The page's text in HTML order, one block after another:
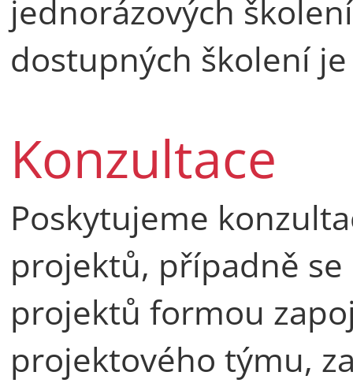
jednorázových
dostupných školení
Konzultace
Poskytujeme
projektů, případně
projektů formou
projektového týmu,